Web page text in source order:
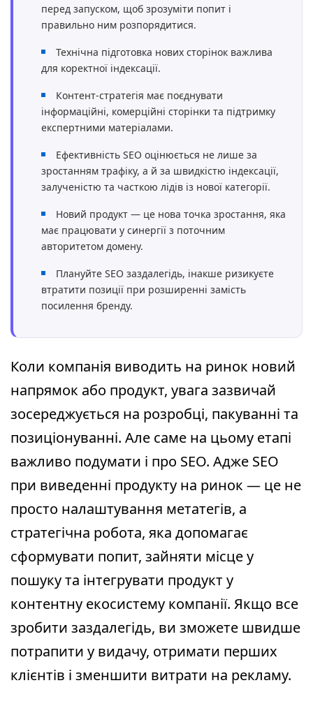
перед запуском, щоб зрозуміти попит і
правильно ним розпорядитися.
Технічна підготовка нових сторінок важлива
для коректної індексації.
Контент-стратегія має поєднувати
інформаційні, комерційні сторінки та підтримку
експертними матеріалами.
Ефективність SEO оцінюється не лише за
зростанням трафіку, а й за швидкістю індексації,
залученістю та часткою лідів із нової категорії.
Новий продукт — це нова точка зростання, яка
має працювати у синергії з поточним
авторитетом домену.
Плануйте SEO заздалегідь, інакше ризикуєте
втратити позиції при розширенні замість
посилення бренду.
Коли компанія виводить на ринок новий
напрямок або продукт, увага зазвичай
зосереджується на розробці, пакуванні та
позиціонуванні. Але саме на цьому етапі
важливо подумати і про SEO. Адже SEO
при виведенні продукту на ринок — це не
просто налаштування метатегів, а
стратегічна робота, яка допомагає
сформувати попит, зайняти місце у
пошуку та інтегрувати продукт у
контентну екосистему компанії. Якщо все
зробити заздалегідь, ви зможете швидше
потрапити у видачу, отримати перших
клієнтів і зменшити витрати на рекламу.